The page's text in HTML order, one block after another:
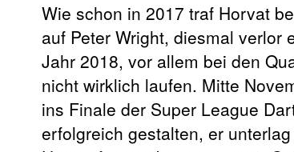
Wie schon in 2017 traf Horvat
auf Peter Wright, diesmal verlor
Jahr 2018, vor allem bei den
nicht wirklich laufen. Mitte
ins Finale der Super League
erfolgreich gestalten, er unterlag